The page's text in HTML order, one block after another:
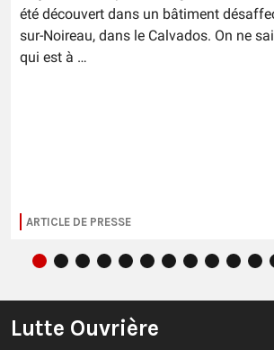
été découvert dans un bâtiment
sur-Noireau, dans le Calvados. On ne
qui est à …
ARTICLE DE PRESSE
Lutte Ouvrière